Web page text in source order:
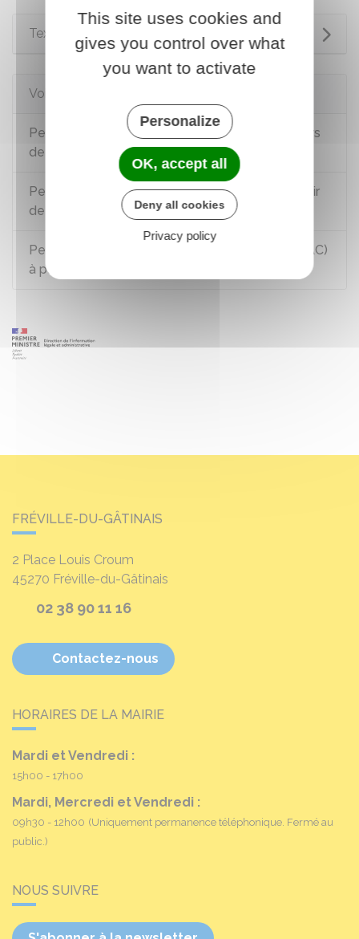
Textes de référence
Voir aussi
Permis de conduire : conduite encadrée (métiers
de la route)
Permis de conduire : conduite supervisée à partir
de 18 ans
Permis de conduire : apprentissage anticipé (AAC)
à partir de 15 ans
FRÉVILLE-DU-GÂTINAIS
2 Place Louis Croum
45270 Fréville-du-Gâtinais
02 38 90 11 16
Contactez-nous
HORAIRES DE LA MAIRIE
Mardi et Vendredi :
15h00 - 17h00
Mardi, Mercredi et Vendredi :
09h30 - 12h00 (Uniquement permanence téléphonique. Fermé au
public.)
NOUS SUIVRE
This site uses cookies and
gives you control over what
you want to activate
Personalize
OK, accept all
Deny all cookies
Privacy policy